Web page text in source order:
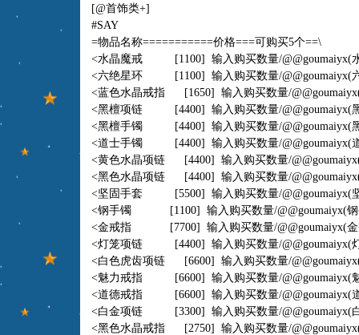
[@首饰类+]
#SAY
=物品名称===========价格===可购买5个==\
<水晶魔戒 [1100] 输入购买数量/@@goumaiyx(
<六绝星环 [1100] 输入购买数量/@@goumaiyx(
<蓝色水晶戒指 [1650] 输入购买数量/@@goumaiyx
<黑檀项链 [4400] 输入购买数量/@@goumaiyx(
<黑檀手镯 [4400] 输入购买数量/@@goumaiyx(
<道士手镯 [4400] 输入购买数量/@@goumaiyx(
<黄色水晶项链 [4400] 输入购买数量/@@goumaiyx
<黑色水晶项链 [4400] 输入购买数量/@@goumaiyx
<坚固手套 [5500] 输入购买数量/@@goumaiyx(
<钢手镯 [1100] 输入购买数量/@@goumaiyx(
<金戒指 [7700] 输入购买数量/@@goumaiyx(
<灯笼项链 [4400] 输入购买数量/@@goumaiyx(
<白色虎齿项链 [6600] 输入购买数量/@@goumaiyx
<魅力戒指 [6600] 输入购买数量/@@goumaiyx(
<道德戒指 [6600] 输入购买数量/@@goumaiyx(
<白金项链 [3300] 输入购买数量/@@goumaiyx(
<黑色水晶戒指 [2750] 输入购买数量/@@goumaiyx